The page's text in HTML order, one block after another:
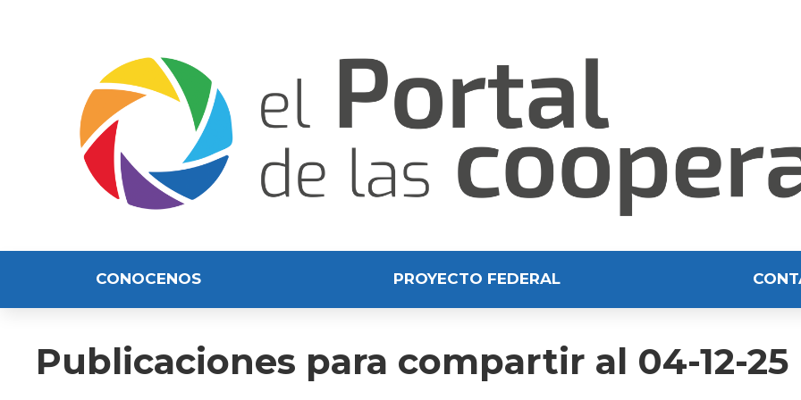
CONOCENOS PROYECTO FEDERAL
Publicaciones para compartir al 04-12-25